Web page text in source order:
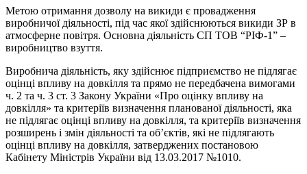
Метою отримання дозволу на викиди є провадження
виробничої діяльності, під час якої здійснюються викиди ЗР в
атмосферне повітря. Основна діяльність СП ТОВ “РІФ-1” –
виробництво взуття.
Виробнича діяльність, яку здійснює підприємство не підлягає
оцінці впливу на довкілля та прямо не передбачена вимогами
ч. 2 та ч. 3 ст. 3 Закону України «Про оцінку впливу на
довкілля» та критеріїв визначення планованої діяльності, яка
не підлягає оцінці впливу на довкілля, та критеріїв визначення
розширень і змін діяльності та об’єктів, які не підлягають
оцінці впливу на довкілля, затверджених постановою
Кабінету Міністрів України від 13.03.2017 №1010.